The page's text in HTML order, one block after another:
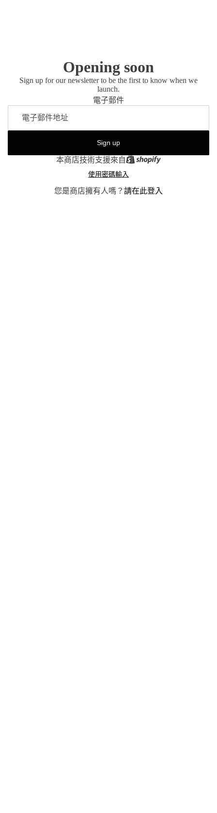
Opening soon
Sign up for our newsletter to be the first to know when we
launch.
電子郵件
Sign up
本商店技術支援來自
使用密碼輸入
您是商店擁有人嗎？ 請在此登入